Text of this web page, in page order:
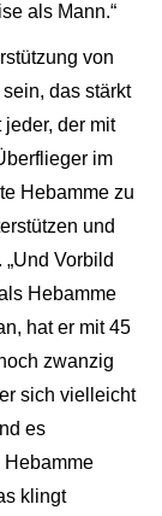
als Mann.“
von
das stärkt
der mit
im
Hebamme zu
und
Vorbild
Hebamme
hat er mit 45
zwanzig
sich vielleicht
es
Hebamme
klingt